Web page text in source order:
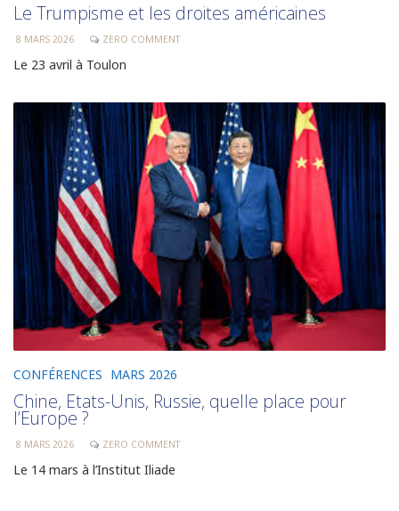
Le Trumpisme et les droites américaines
8 MARS 2026 ZERO COMMENT
Le 23 avril à Toulon
CONFÉRENCES MARS 2026
Chine, Etats-Unis, Russie, quelle place pour
l’Europe ?
8 MARS 2026 ZERO COMMENT
Le 14 mars à l’Institut Iliade